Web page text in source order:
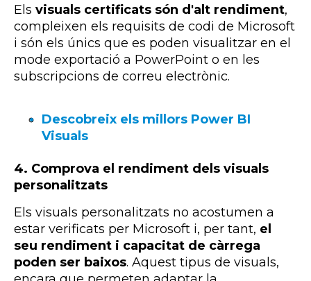
Els visuals certificats són d'alt rendiment,
compleixen els requisits de codi de Microsoft
i són els únics que es poden visualitzar en el
mode exportació a PowerPoint o en les
subscripcions de correu electrònic.
Descobreix els millors Power BI
Visuals
4. Comprova el rendiment dels visuals
personalitzats
Els visuals personalitzats no acostumen a
estar verificats per Microsoft i, per tant, el
seu rendiment i capacitat de càrrega
poden ser baixos. Aquest tipus de visuals,